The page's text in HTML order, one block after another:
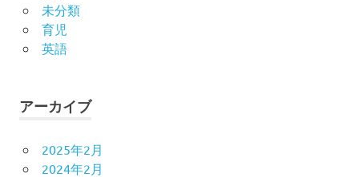
未分類
育児
英語
アーカイブ
2025年2月
2024年2月